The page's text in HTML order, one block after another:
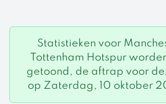
Statistieken voor
Tottenham Hotspur
getoond, de aftrap voor
op Zaterdag, 10 oktober